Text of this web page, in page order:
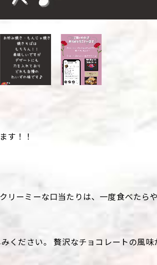
す！！
ーミーな口当たりは、一度食べたら
ください。 贅沢なチョコレートの風